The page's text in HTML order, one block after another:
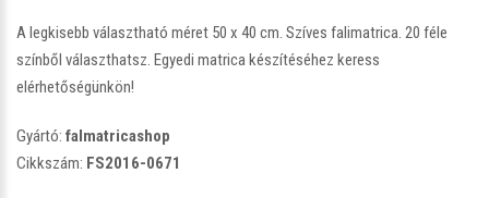
A legkisebb választható méret 50 x 40 cm. Szíves falimatrica. 20 féle
színből választhatsz. Egyedi matrica készítéséhez keress
elérhetőségünkön!
Gyártó: falmatricashop
Cikkszám: FS2016-0671